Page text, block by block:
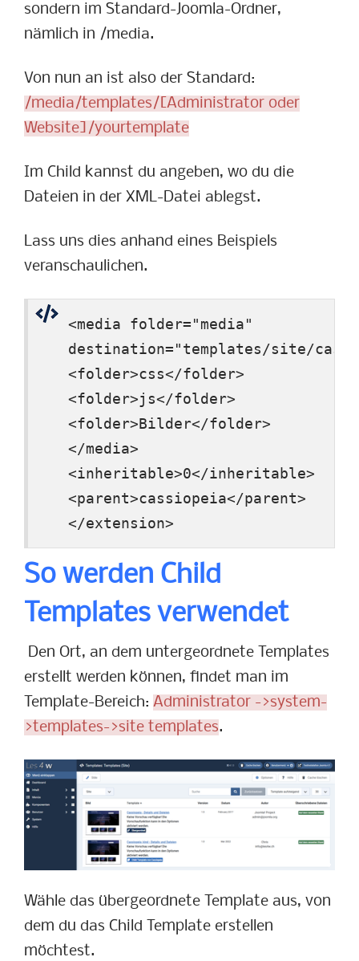
sondern im Standard-Joomla-Ordner,
nämlich in /media.
Von nun an ist also der Standard:
/media/templates/[Administrator oder
Website]/yourtemplate
Im Child kannst du angeben, wo du die
Dateien in der XML-Datei ablegst.
Lass uns dies anhand eines Beispiels
veranschaulichen.
<media folder="media"
destination="templates/site/
<folder>css</folder>
<folder>js</folder>
<folder>Bilder</folder>
</media>
<inheritable>0</inheritable>
<parent>cassiopeia</parent>
</extension>
So werden Child
Templates verwendet
Den Ort, an dem untergeordnete Templates
erstellt werden können, findet man im
Template-Bereich: Administrator ->system-
>templates->site templates.
Wähle das übergeordnete Template aus, von
dem du das Child Template erstellen
möchtest.